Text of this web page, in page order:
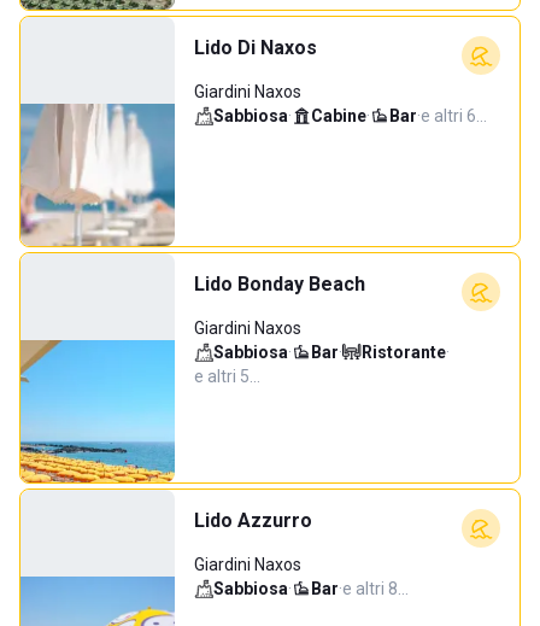
Lido Di Naxos
Giardini Naxos
Sabbiosa· Cabine· Bar·e altri 6…
Lido Bonday Beach
Giardini Naxos
Sabbiosa· Bar· Ristorante·
e altri 5…
Lido Azzurro
Giardini Naxos
Sabbiosa· Bar·e altri 8…